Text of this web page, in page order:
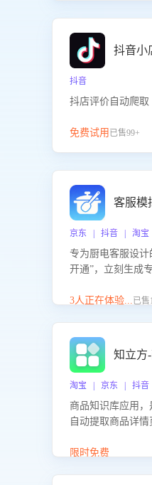
抖音
抖店评价自动爬取
免费试用 已售99+
客服模
京东 | 抖音 | 淘宝
专为厨电客服设
开通”，立刻生成
能咨询”等真实场
3人正在体验...已售
知立方
淘宝 | 京东 | 抖音
商品知识库应用
自动提取商品详
商品知识。
限时免费